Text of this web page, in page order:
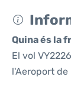
Quina és la
El vol
l'Aeroport de